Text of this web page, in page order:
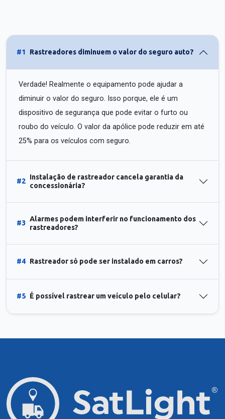
#1 Rastreadores diminuem o valor do seguro auto?
Verdade! Realmente o equipamento pode ajudar a
diminuir o valor do seguro. Isso porque, ele é um
dispositivo de segurança que pode evitar o furto ou
roubo do veículo. O valor da apólice pode reduzir em até
25% para os veículos com seguro.
#2
Instalação de rastreador cancela garantia da
concessionária?
#3
Alarmes podem interferir no funcionamento dos
rastreadores?
#4 Rastreador só pode ser instalado em carros?
#5 É possível rastrear um veículo pelo celular?